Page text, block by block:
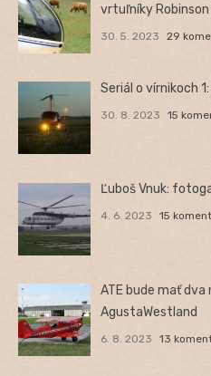
vrtuľníky
30. 5. 2023 29
Seriál o vírnikoch
30. 8. 2023 15
Ľuboš Vnuk:
4. 6. 2023 15
ATE bude mať
AgustaWestland
6. 8. 2023 13